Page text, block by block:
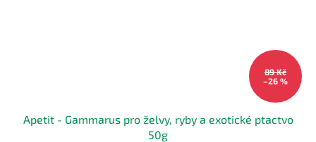
89 Kč
–26 %
Apetit - Gammarus pro želvy, ryby a exotické ptactvo
50g